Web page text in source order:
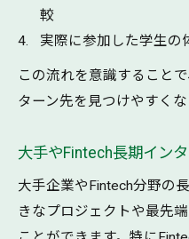
較
実際に参加した学生の
この流れを意識すること
ターン先を見つけやすくな
大手やFintech長期イン
大手企業やFintech分野の
きなプロジェクトや最先